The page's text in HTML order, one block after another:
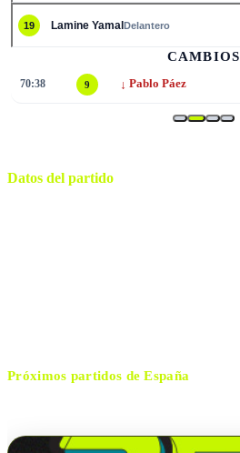
19 Lamine YamalDelantero
CAMBIOS
70:38 9 ↓ Pablo Páez
Datos del partido
Próximos partidos deEspaña